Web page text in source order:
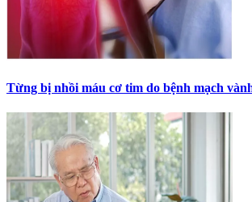
Từng bị nhồi máu cơ tim do bệnh mạch